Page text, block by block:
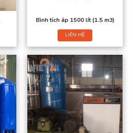
Bình tích áp 1500 lít (1.5 m3)
LIÊN HỆ